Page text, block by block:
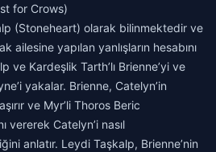
for Crows)
(Stoneheart) olarak bilinmektedir ve
ailesine yapılan yanlışların hesabını
ve Kardeşlik Tarth’lı Brienne’yi ve
yakalar. Brienne, Catelyn’in
ve Myr’li Thoros Beric
vererek Catelyn’i nasıl
anlatır. Leydi Taşkalp, Brienne’nin